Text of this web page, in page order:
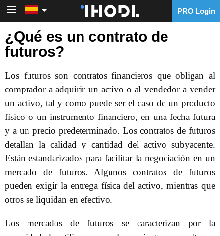
PRO Login
¿Qué es un contrato de
futuros?
Los futuros son contratos financieros que obligan al
comprador a adquirir un activo o al vendedor a vender
un activo, tal y como puede ser el caso de un producto
físico o un instrumento financiero, en una fecha futura
y a un precio predeterminado. Los contratos de futuros
detallan la calidad y cantidad del activo subyacente.
Están estandarizados para facilitar la negociación en un
mercado de futuros. Algunos contratos de futuros
pueden exigir la entrega física del activo, mientras que
otros se liquidan en efectivo.
Los mercados de futuros se caracterizan por la